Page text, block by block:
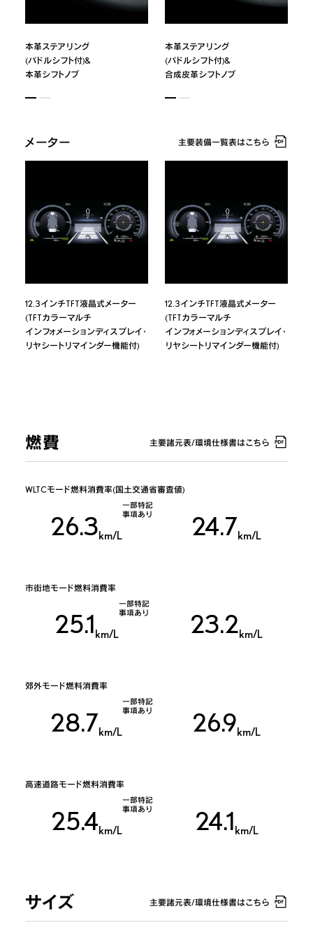
本革ステアリング
(パドルシフト付)&
本革シフトノブ
本革ステアリング
(パドルシフト付)&
合成皮革シフトノブ
メーター 主要装備一覧表はこちら
12.3インチTFT液晶式メーター
(TFTカラーマルチ
インフォメーションディスプレイ・
リヤシートリマインダー機能付)
12.3インチTFT液晶式メーター
(TFTカラーマルチ
インフォメーションディスプレイ・
リヤシートリマインダー機能付)
燃費 主要諸元表/環境仕様書はこちら
WLTCモード燃料消費率(国土交通省審査値)
26.3km/L
一部特記
事項あり
24.7km/L
市街地モード燃料消費率
25.1km/L
一部特記
事項あり
23.2km/L
郊外モード燃料消費率
28.7km/L
一部特記
事項あり
26.9km/L
高速道路モード燃料消費率
25.4km/L
一部特記
事項あり
24.1km/L
サイズ 主要諸元表/環境仕様書はこちら